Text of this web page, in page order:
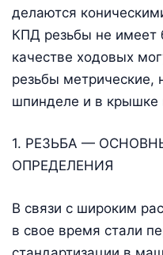
делаются
КПД резьбы не имеет
качестве ходовых
резьбы метрические,
шпинделе и в крышке
1. РЕЗЬБА —
ОПРЕДЕЛЕНИЯ
В связи с широким
в свое время стали